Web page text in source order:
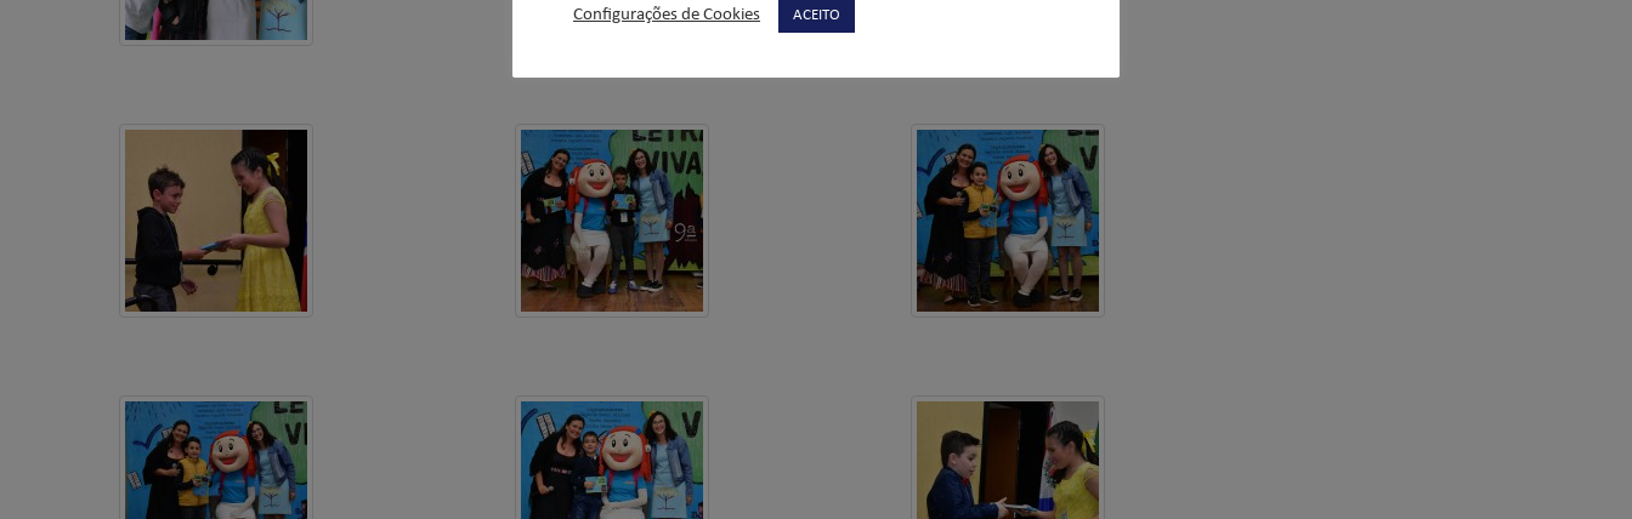
Configurações de Cookies
ACEITO